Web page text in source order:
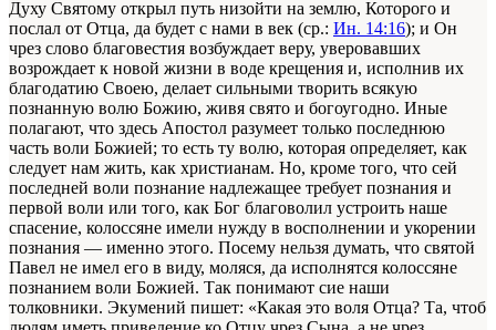
Духу Святому открыл путь низойти на землю, Которого и
послал от Отца, да будет с нами в век (ср.: Ин. 14:16); и Он
чрез слово благовестия возбуждает веру, уверовавших
возрождает к новой жизни в воде крещения и, исполнив их
благодатию Своею, делает сильными творить всякую
познанную волю Божию, живя свято и богоугодно. Иные
полагают, что здесь Апостол разумеет только последнюю
часть воли Божией; то есть ту волю, которая определяет, как
следует нам жить, как христианам. Но, кроме того, что сей
последней воли познание надлежащее требует познания и
первой воли или того, как Бог благоволил устроить наше
спасение, колоссяне имели нужду в восполнении и укорении
познания — именно этого. Посему нельзя думать, что святой
Павел не имел его в виду, моляся, да исполнятся колоссяне
познанием воли Божией. Так понимают сие наши
толковники. Экумений пишет: «Какая это воля Отца? Та, чтоб